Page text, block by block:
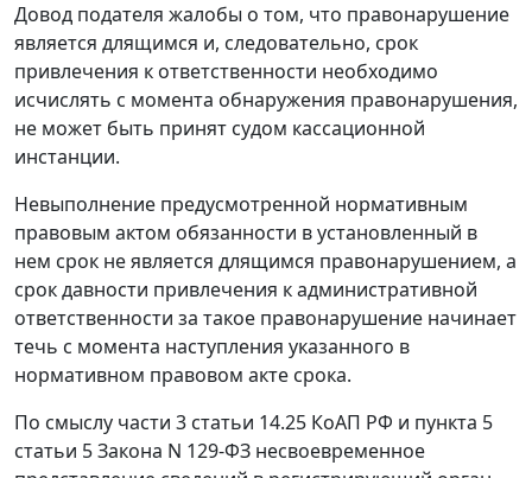
Довод подателя жалобы о том, что правонарушение
является длящимся и, следовательно, срок
привлечения к ответственности необходимо
исчислять с момента обнаружения правонарушения,
не может быть принят судом кассационной
инстанции.
Невыполнение предусмотренной нормативным
правовым актом обязанности в установленный в
нем срок не является длящимся правонарушением, а
срок давности привлечения к административной
ответственности за такое правонарушение начинает
течь с момента наступления указанного в
нормативном правовом акте срока.
По смыслу части 3 статьи 14.25 КоАП РФ и пункта 5
статьи 5Закона N 129-ФЗ несвоевременное